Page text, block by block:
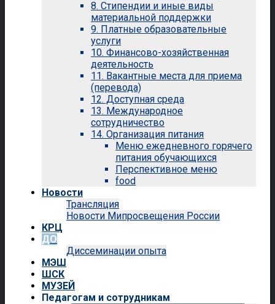
8. Стипендии и иные виды
материальной поддержки
9. Платные образовательные
услуги
10. Финансово-хозяйственная
деятельность
11. Вакантные места для приема
(перевода)
12. Доступная среда
13. Международное
сотрудничество
14. Организация питания
Меню ежедневного горячего
питания обучающихся
Перспективное меню
food
Новости
Трансляция
Новости Мипросвещения России
КРЦ
ДО
Диссеминации опыта
МЭШ
ШСК
МУЗЕЙ
Педагогам и сотрудникам